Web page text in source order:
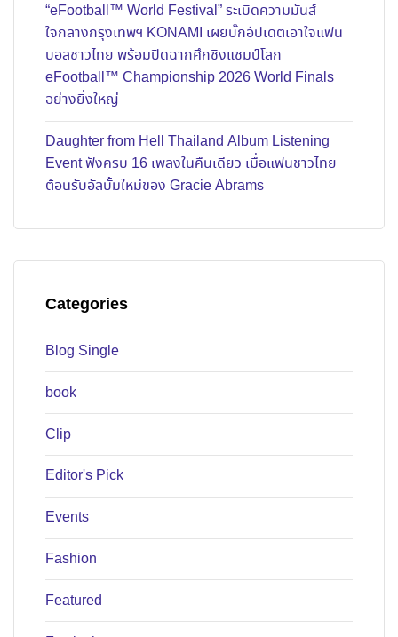
“eFootball™ World Festival” ระเบิดความมันส์
ใจกลางกรุงเทพฯ KONAMI เผยบิ๊กอัปเดตเอาใจแฟน
บอลชาวไทย พร้อมปิดฉากศึกชิงแชมป์โลก
eFootball™ Championship 2026 World Finals
อย่างยิ่งใหญ่
Daughter from Hell Thailand Album Listening
Event ฟังครบ 16 เพลงในคืนเดียว เมื่อแฟนชาวไทย
ต้อนรับอัลบั้มใหม่ของ Gracie Abrams
Categories
Blog Single
book
Clip
Editor's Pick
Events
Fashion
Featured